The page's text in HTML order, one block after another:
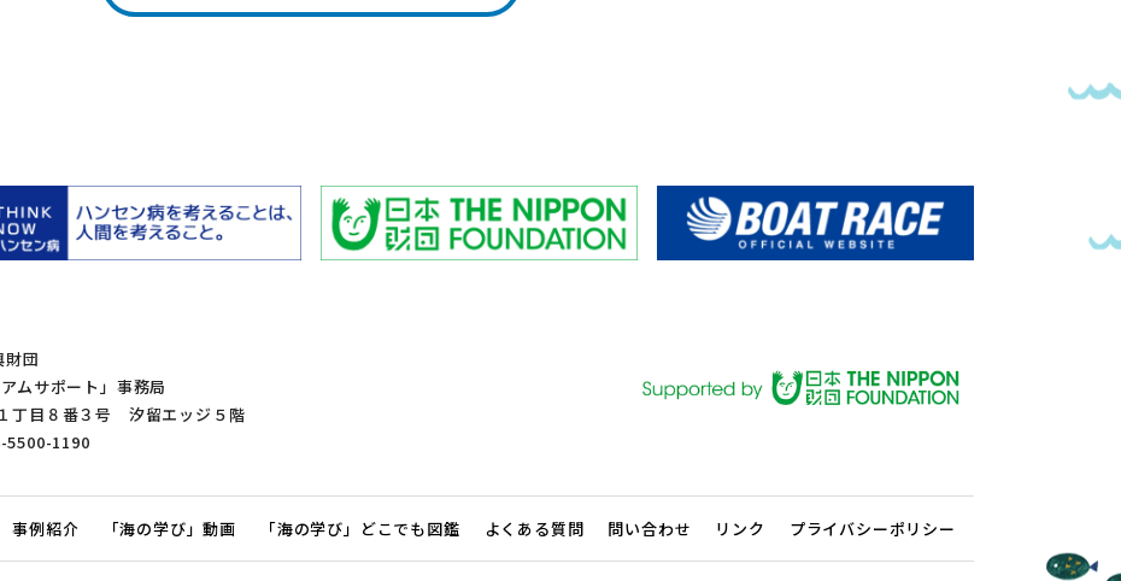
財団
ムサポート」事務局
丁目８番３号 汐留エッジ５階
1190
事例紹介 「海の学び」動画 「海の学び」どこでも図鑑 よくある質問 問い合わせ リンク プライバシーポリシー